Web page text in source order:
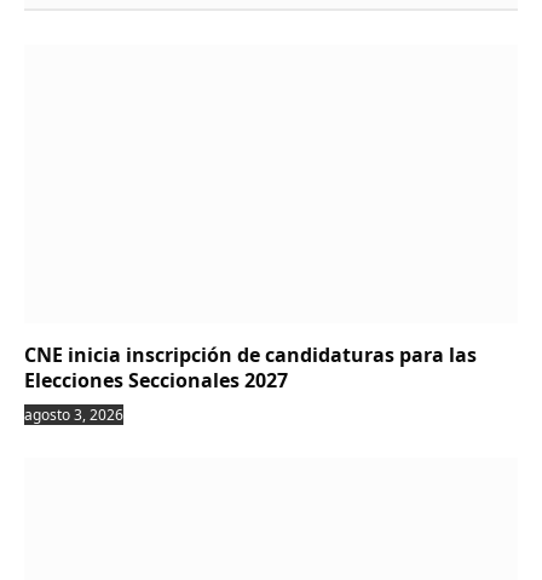
CNE inicia inscripción de candidaturas para las
Elecciones Seccionales 2027
agosto 3, 2026